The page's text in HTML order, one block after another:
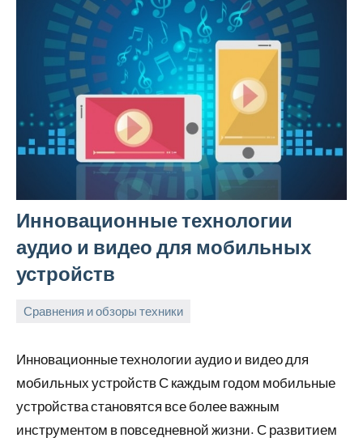
Инновационные технологии
аудио и видео для мобильных
устройств
Сравнения и обзоры техники
2024
rezhimraboty
Нет
Инновационные технологии аудио и видео для
мобильных устройств С каждым годом мобильные
устройства становятся все более важным
инструментом в повседневной жизни. С развитием